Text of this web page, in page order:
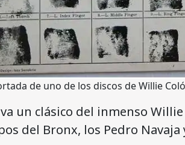
de uno de los discos de Willie
un clásico del inmenso Willie
del Bronx, los Pedro